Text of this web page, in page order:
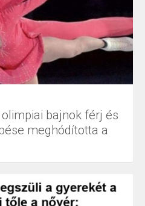
bajnok férj és
meghódította a